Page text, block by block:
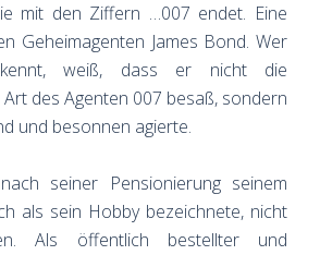
mit den Ziffern …007 endet. Eine
Geheimagenten James Bond. Wer
weiß, dass er nicht die
des Agenten 007 besaß, sondern
und besonnen agierte.
seiner Pensionierung seinem
als sein Hobby bezeichnete, nicht
Als öffentlich bestellter und